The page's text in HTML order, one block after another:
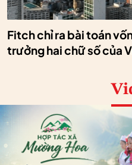
Fitch chỉ ra bài toán
trưởng hai chữ số của